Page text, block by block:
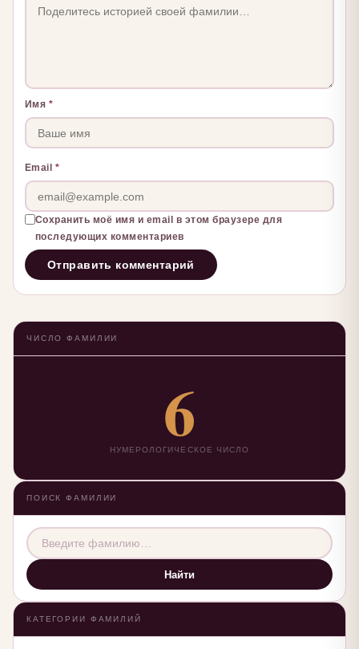
Имя *
Email *
Сохранить моё имя и email в этом браузере для
последующих комментариев
ЧИСЛО ФАМИЛИИ
6
НУМЕРОЛОГИЧЕСКОЕ ЧИСЛО
ПОИСК ФАМИЛИИ
Найти
КАТЕГОРИИ ФАМИЛИЙ